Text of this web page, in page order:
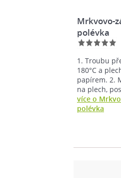
Mrkvovo-
polévka
1. Troubu
180°C a
papírem. 2.
na plech,
více o
polévka